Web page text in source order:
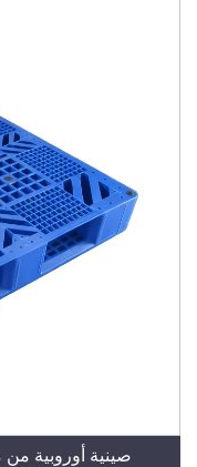
صينية أوروبية من